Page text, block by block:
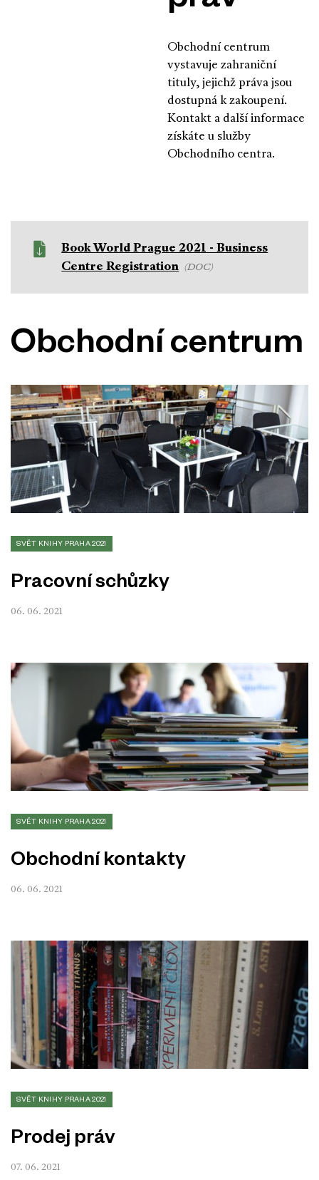
Obchodní centrum
vystavuje zahraniční
tituly, jejichž práva jsou
dostupná k zakoupení.
Kontakt a další informace
získáte u služby
Obchodního centra.
Book World Prague 2021 - Business
Centre Registration
(DOC)
Obchodní centrum
SVĚT KNIHY PRAHA 2021
Pracovní schůzky
06. 06. 2021
SVĚT KNIHY PRAHA 2021
Obchodní kontakty
06. 06. 2021
SVĚT KNIHY PRAHA 2021
Prodej práv
07. 06. 2021